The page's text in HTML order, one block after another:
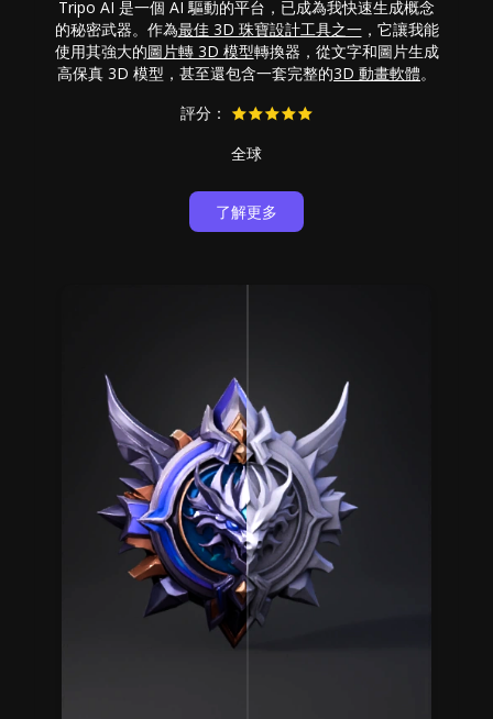
Tripo AI 是一個 AI 驅動的平台，已成為我快速生成概念
的秘密武器。作為最佳 3D 珠寶設計工具之一，它讓我能
使用其強大的圖片轉 3D 模型轉換器，從文字和圖片生成
高保真 3D 模型，甚至還包含一套完整的3D 動畫軟體。
評分：
全球
了解更多